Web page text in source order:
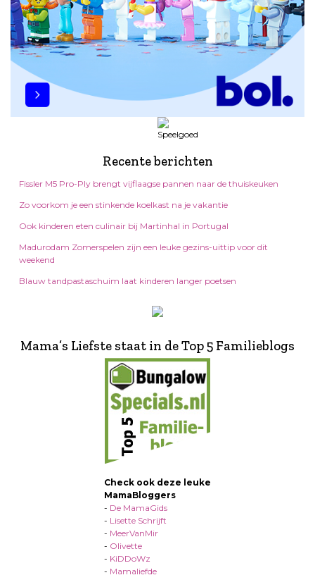
Recente berichten
Fissler M5 Pro-Ply brengt vijflaagse pannen naar de thuiskeuken
Zo voorkom je een stinkende koelkast na je vakantie
Ook kinderen eten culinair bij Martinhal in Portugal
Madurodam Zomerspelen zijn een leuke gezins-uittip voor dit
weekend
Blauw tandpastaschuim laat kinderen langer poetsen
Mama’s Liefste staat in de Top 5 Familieblogs
Check ook deze leuke
MamaBloggers
- De MamaGids
- Lisette Schrijft
- MeerVanMir
- Olivette
- KiDDoWz
- Mamaliefde